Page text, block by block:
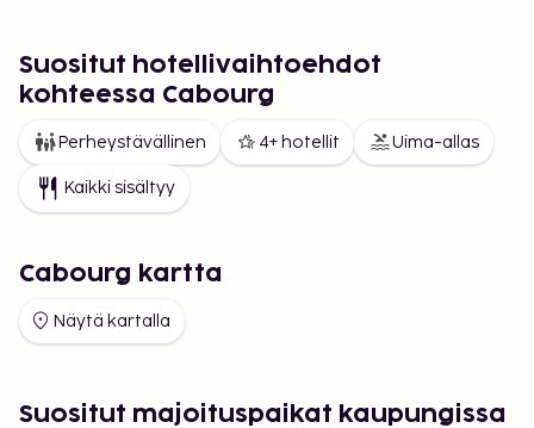
Suositut hotellivaihtoehdot
kohteessa Cabourg
Perheystävällinen 4+ hotellit Uima-allas
Kaikki sisältyy
Cabourg kartta
Näytä kartalla
Suositut majoituspaikat kaupungissa